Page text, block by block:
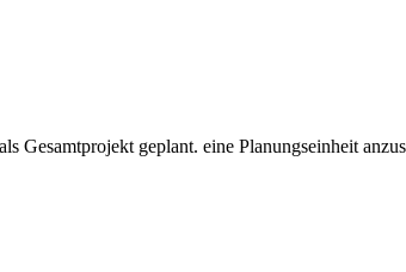
geplant. eine Planungseinheit